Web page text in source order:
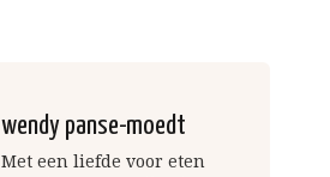
wendy panse-moedt
Met een liefde voor eten